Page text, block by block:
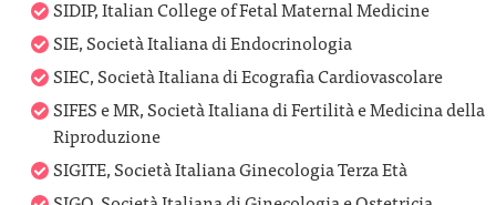
SIDIP, Italian College of Fetal Maternal Medicine
SIE, Società Italiana di Endocrinologia
SIEC, Società Italiana di Ecografia Cardiovascolare
SIFES e MR, Società Italiana di Fertilità e Medicina della
Riproduzione
SIGITE, Società Italiana Ginecologia Terza Età